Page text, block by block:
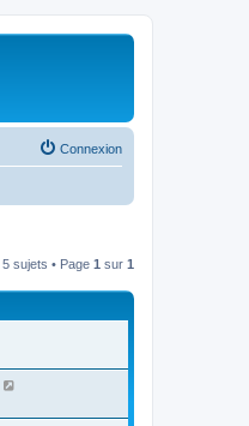
Connexion
5 sujets • Page 1 sur 1